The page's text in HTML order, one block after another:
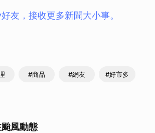
友，接收更多新聞大小事。
#商品 #網友 #好市多
風動態